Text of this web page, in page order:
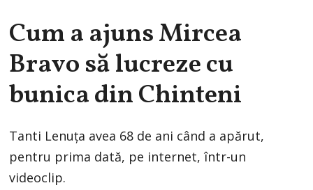
Cum a ajuns Mircea
Bravo să lucreze cu
bunica din Chinteni
Tanti Lenuța avea 68 de ani când a apărut,
pentru prima dată, pe internet, într-un
videoclip.